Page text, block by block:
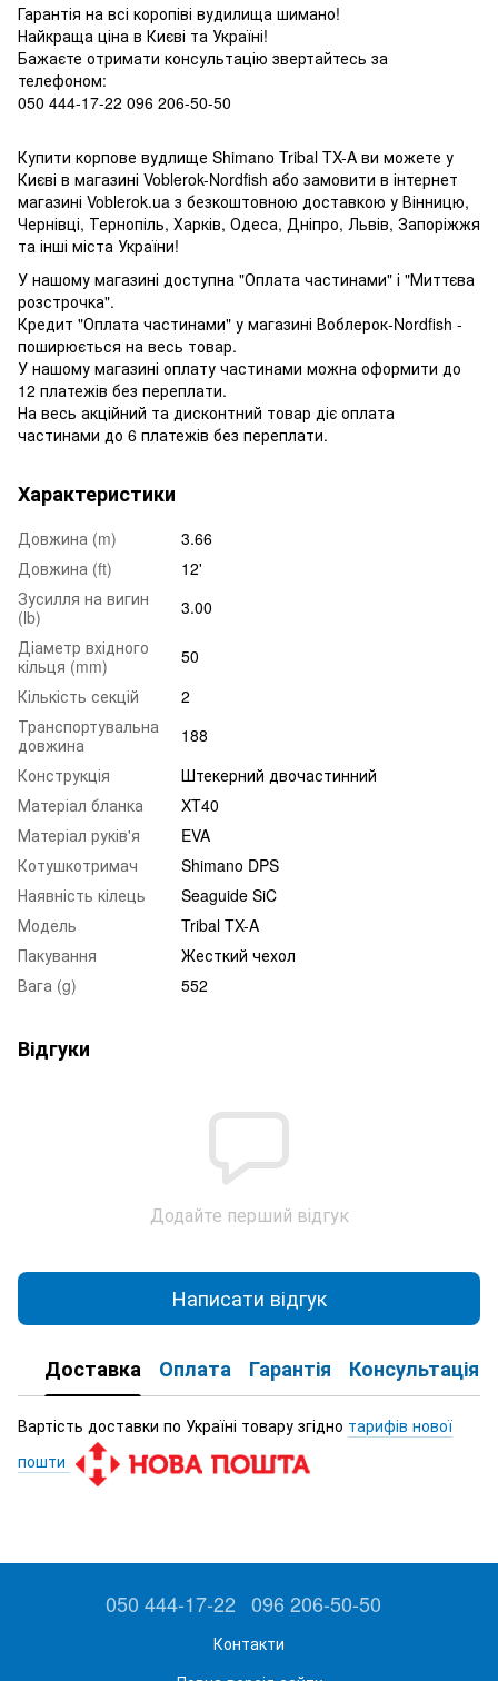
Гарантія на всі коропіві вудилища шимано!
Найкраща ціна в Києві та Україні!
Бажаєте отримати консультацію звертайтесь за
телефоном:
050 444-17-22 096 206-50-50
Купити корпове вудлище Shimano Tribal TX-A ви можете у
Києві в магазині Voblerok-Nordfish або замовити в інтернет
магазині Voblerok.ua з безкоштовною доставкою у Вінницю,
Чернівці, Тернопіль, Харків, Одеса, Дніпро, Львів, Запоріжжя
та інші міста України!
У нашому магазині доступна "Оплата частинами" і "Миттєва
розстрочка".
Кредит "Оплата частинами" у магазині Воблерок-Nordfish -
поширюється на весь товар.
У нашому магазині оплату частинами можна оформити до
12 платежів без переплати.
На весь акційний та дисконтний товар діє оплата
частинами до 6 платежів без переплати.
Характеристики
Довжина (m)
3.66
Довжина (ft)
12'
Зусилля на вигин
(lb)
3.00
Діаметр вхідного
кільця (mm)
50
Кількість секцій
2
Транспортувальна
довжина
188
Конструкція
Штекерний двочастинний
Матеріал бланка
XT40
Матеріал руків'я
EVA
Котушкотримач
Shimano DPS
Наявність кілець
Seaguide SiC
Модель
Tribal TX-A
Пакування
Жесткий чехол
Вага (g)
552
Відгуки
Додайте перший відгук
Написати відгук
Доставка Оплата Гарантія Консультація
Вартість доставки по Україні товару згідно тарифів нової
пошти
050 444-17-22 096 206-50-50
Контакти